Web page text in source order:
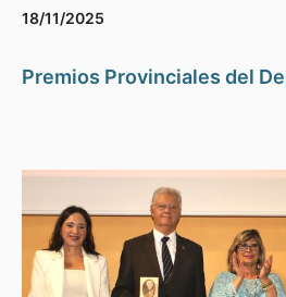
18/11/2025
Premios Provinciales del